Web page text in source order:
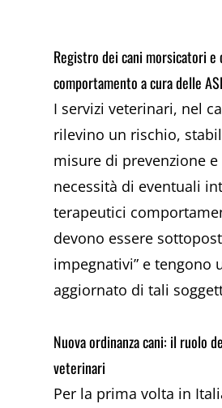
Registro dei cani morsicatori e
comportamento a cura delle
I servizi veterinari, nel
rilevino un rischio,
misure di prevenzione e
necessità di eventuali
terapeutici
devono essere
impegnativi” e tengono
aggiornato di tali
Nuova ordinanza cani: il ruolo
veterinari
Per la prima volta in